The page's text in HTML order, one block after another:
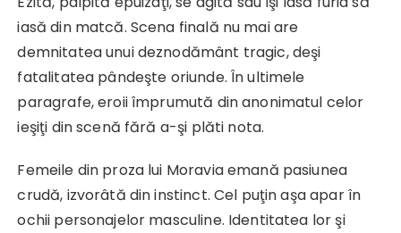
iasă din matcă. Scena finală nu mai are
demnitatea unui deznodământ tragic, deşi
fatalitatea pândeşte oriunde. În ultimele
paragrafe, eroii împrumută din anonimatul celor
ieşiţi din scenă fără a-şi plăti nota.
Femeile din proza lui Moravia emană pasiunea
crudă, izvorâtă din instinct. Cel puţin aşa apar în
ochii personajelor masculine. Identitatea lor şi